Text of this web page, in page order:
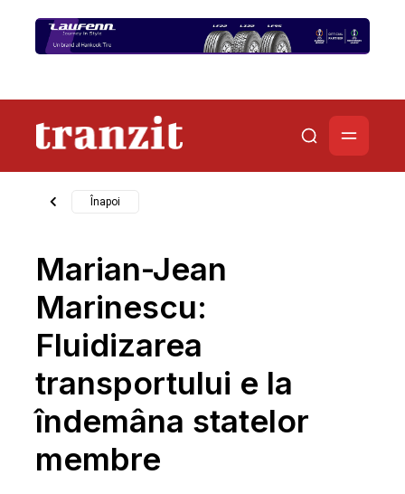
Înapoi
Marian-Jean
Marinescu:
Fluidizarea
transportului e la
îndemâna statelor
membre